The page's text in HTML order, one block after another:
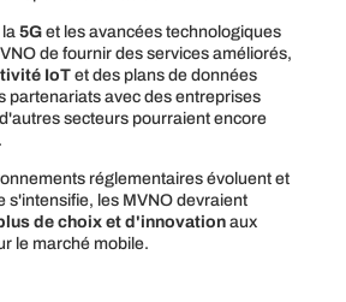
5Get les avancées technologiques
de fournir des services améliorés,
IoTet des plans de données
partenariats avec des entreprises
secteurs pourraient encore
réglementaires évoluent et
s'intensifie, les MVNO devraient
de choix et d'innovationaux
le marché mobile.